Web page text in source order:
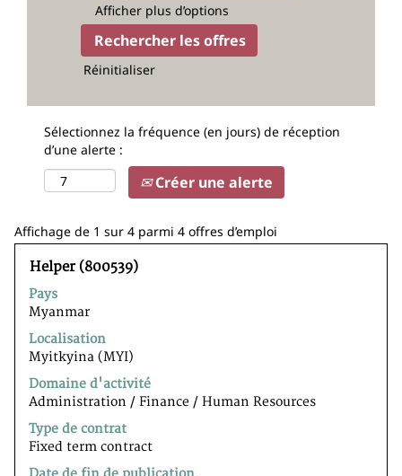
Afficher plus d’options
Réinitialiser
Sélectionnez la fréquence (en jours) de réception
d’une alerte :
Créer une alerte
Affichage de 1 sur 4 parmi 4 offres d’emploi
de
4
Titre
Helper (800539)
Pays
Myanmar
Localisation
Myitkyina (MYI)
Domaine d'activité
Administration / Finance / Human Resources
Type de contrat
Fixed term contract
Sélectionnez
avec
la
barre
d’espacement
pour
afficher
tout
le
contenu
des
informations